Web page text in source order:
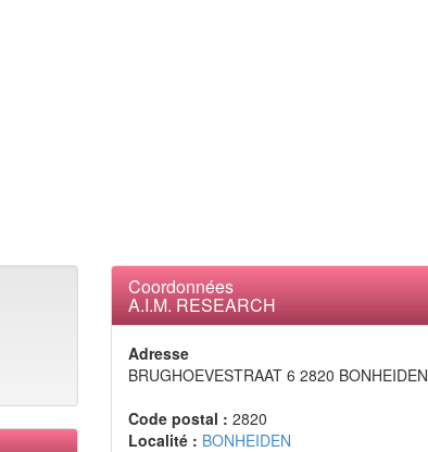
Coordonnées
A.I.M. RESEARCH
Adresse
BRUGHOEVESTRAAT 6 2820 BONHEIDEN
Code postal : 2820
Localité : BONHEIDEN